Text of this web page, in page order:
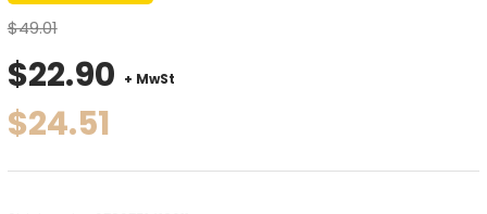
$49.01
$22.90 + MwSt
$24.51